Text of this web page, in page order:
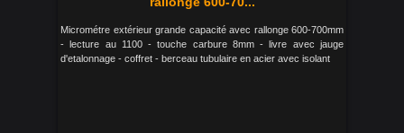
Micrométre extérieur grande capacité avec rallonge 600-700mm
- lecture au 1100 - touche carbure 8mm - livre avec jauge
d'etalonnage - coffret - berceau tubulaire en acier avec isolant